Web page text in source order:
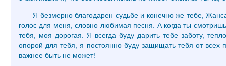
Я безмерно благодарен судьбе и конечно же тебе,
голос для меня, словно любимая песня. А когда ты
тебя, моя дорогая. Я всегда буду дарить тебе заботу,
опорой для тебя, я постоянно буду защищать тебя от
важнее быть не может!